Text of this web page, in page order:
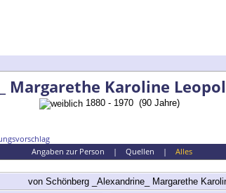
Margarethe Karoline
1880 - 1970 (90 Jahre)
Angaben zur Person | Quellen | Alles
von Schönberg
_Alexandrine_ Margarethe